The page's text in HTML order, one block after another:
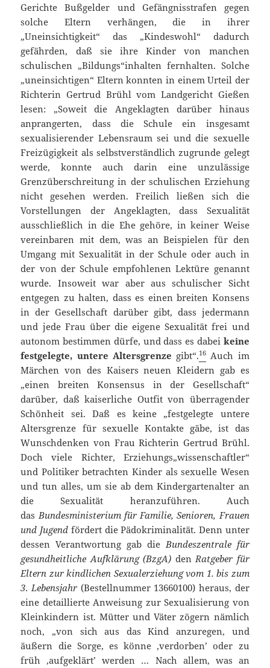
Gerichte Bußgelder und Gefängnisstrafen gegen
solche Eltern verhängen, die in ihrer
„Uneinsichtigkeit“ das „Kindeswohl“ dadurch
gefährden, daß sie ihre Kinder von manchen
schulischen „Bildungs“inhalten fernhalten. Solche
„uneinsichtigen“ Eltern konnten in einem Urteil der
Richterin Gertrud Brühl vom Landgericht Gießen
lesen: „Soweit die Angeklagten darüber hinaus
anprangerten, dass die Schule ein insgesamt
sexualisierender Lebensraum sei und die sexuelle
Freizügigkeit als selbstverständlich zugrunde gelegt
werde, konnte auch darin eine unzulässige
Grenzüberschreitung in der schulischen Erziehung
nicht gesehen werden. Freilich ließen sich die
Vorstellungen der Angeklagten, dass Sexualität
ausschließlich in die Ehe gehöre, in keiner Weise
vereinbaren mit dem, was an Beispielen für den
Umgang mit Sexualität in der Schule oder auch in
der von der Schule empfohlenen Lektüre genannt
wurde. Insoweit war aber aus schulischer Sicht
entgegen zu halten, dass es einen breiten Konsens
in der Gesellschaft darüber gibt, dass jedermann
und jede Frau über die eigene Sexualität frei und
autonom bestimmen dürfe, und dass es dabei keine
festgelegte, untere Altersgrenze gibt“.16 Auch im
Märchen von des Kaisers neuen Kleidern gab es
„einen breiten Konsensus in der Gesellschaft“
darüber, daß kaiserliche Outfit von überragender
Schönheit sei. Daß es keine „festgelegte untere
Altersgrenze für sexuelle Kontakte gäbe, ist das
Wunschdenken von Frau Richterin Gertrud Brühl.
Doch viele Richter, Erziehungs„wissenschaftler“
und Politiker betrachten Kinder als sexuelle Wesen
und tun alles, um sie ab dem Kindergartenalter an
die Sexualität heranzuführen. Auch
dasBundesministerium für Familie, Senioren, Frauen
und Jugend fördert die Pädokriminalität. Denn unter
dessen Verantwortung gab dieBundeszentrale für
gesundheitliche Aufklärung (BzgA) denRatgeber für
Eltern zur kindlichen Sexualerziehung vom 1. bis zum
3. Lebensjahr (Bestellnummer 13660100) heraus, der
eine detaillierte Anweisung zur Sexualisierung von
Kleinkindern ist. Mütter und Väter zögern nämlich
noch, „von sich aus das Kind anzuregen, und
äußern die Sorge, es könne ‚verdorben’ oder zu
früh ‚aufgeklärt’ werden … Nach allem, was an